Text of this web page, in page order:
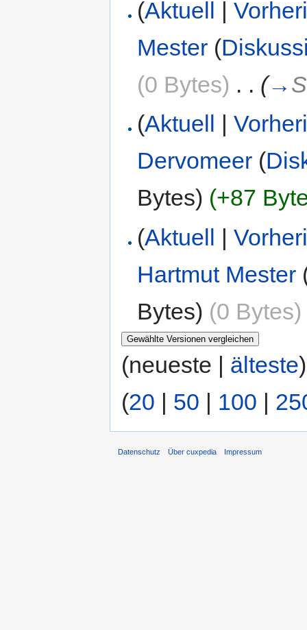
(Aktuell |
Mester (
(0 Bytes) . . (→
(Aktuell |
Dervomeer (
Bytes) (+87
(Aktuell |
Hartmut Mester
Bytes) (0 Bytes)
(neueste | älteste
(20 | 50 | 100 |
Datenschutz Über cuxpedia Impressum